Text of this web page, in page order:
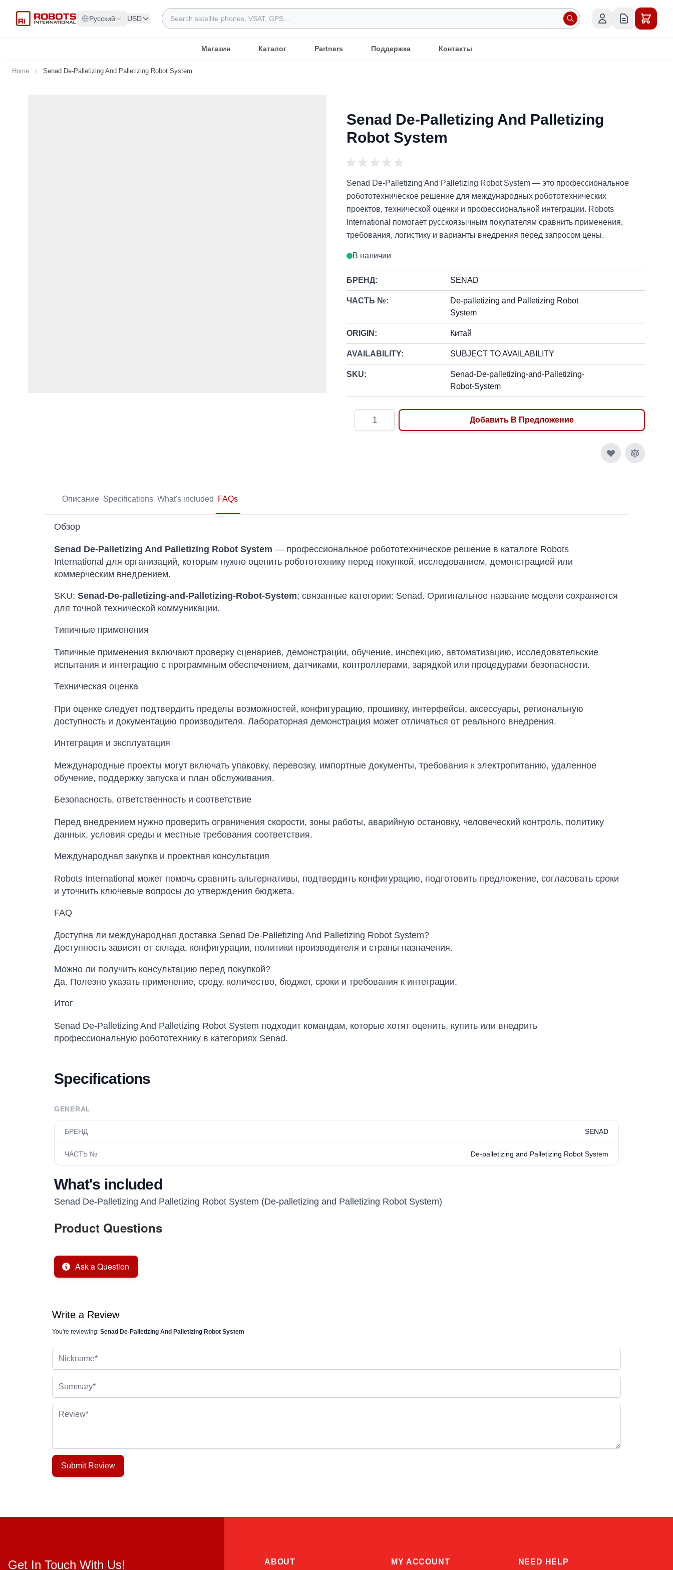
Русский USD
Search
Магазин Каталог Partners Поддержка Контакты
Home Senad De-Palletizing And Palletizing Robot System
Senad De-Palletizing And Palletizing
Robot System
Senad De-Palletizing And Palletizing Robot System — это профессиональное
робототехническое решение для международных робототехнических
проектов, технической оценки и профессиональной интеграции. Robots
International помогает русскоязычным покупателям сравнить применения,
требования, логистику и варианты внедрения перед запросом цены.
В наличии
БРЕНД: SENAD
ЧАСТЬ №:
De-palletizing and Palletizing Robot
System
ORIGIN: Китай
AVAILABILITY: SUBJECT TO AVAILABILITY
SKU:
Senad-De-palletizing-and-Palletizing-
Robot-System
Добавить В Предложение
Описание Specifications What's included FAQs
Обзор
Senad De-Palletizing And Palletizing Robot System — профессиональное робототехническое решение в каталоге Robots
International для организаций, которым нужно оценить робототехнику перед покупкой, исследованием, демонстрацией или
коммерческим внедрением.
SKU: Senad-De-palletizing-and-Palletizing-Robot-System; связанные категории: Senad. Оригинальное название модели сохраняется
для точной технической коммуникации.
Типичные применения
Типичные применения включают проверку сценариев, демонстрации, обучение, инспекцию, автоматизацию, исследовательские
испытания и интеграцию с программным обеспечением, датчиками, контроллерами, зарядкой или процедурами безопасности.
Техническая оценка
При оценке следует подтвердить пределы возможностей, конфигурацию, прошивку, интерфейсы, аксессуары, региональную
доступность и документацию производителя. Лабораторная демонстрация может отличаться от реального внедрения.
Интеграция и эксплуатация
Международные проекты могут включать упаковку, перевозку, импортные документы, требования к электропитанию, удаленное
обучение, поддержку запуска и план обслуживания.
Безопасность, ответственность и соответствие
Перед внедрением нужно проверить ограничения скорости, зоны работы, аварийную остановку, человеческий контроль, политику
данных, условия среды и местные требования соответствия.
Международная закупка и проектная консультация
Robots International может помочь сравнить альтернативы, подтвердить конфигурацию, подготовить предложение, согласовать сроки
и уточнить ключевые вопросы до утверждения бюджета.
FAQ
Доступна ли международная доставка Senad De-Palletizing And Palletizing Robot System?
Доступность зависит от склада, конфигурации, политики производителя и страны назначения.
Можно ли получить консультацию перед покупкой?
Да. Полезно указать применение, среду, количество, бюджет, сроки и требования к интеграции.
Итог
Senad De-Palletizing And Palletizing Robot System подходит командам, которые хотят оценить, купить или внедрить
профессиональную робототехнику в категориях Senad.
Specifications
GENERAL
БРЕНД SENAD
ЧАСТЬ № De-palletizing and Palletizing Robot System
What's included
Senad De-Palletizing And Palletizing Robot System (De-palletizing and Palletizing Robot System)
Product Questions
Ask a Question
Write a Review
You're reviewing: Senad De-Palletizing And Palletizing Robot System
Review
Submit Review
Get In Touch With Us! ABOUT MY ACCOUNT NEED HELP